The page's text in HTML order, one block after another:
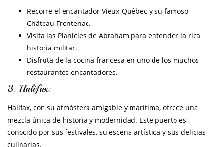
Recorre el encantador Vieux-Québec y su famoso
Château Frontenac.
Visita las Planicies de Abraham para entender la rica
historia militar.
Disfruta de la cocina francesa en uno de los muchos
restaurantes encantadores.
3. Halifax:
Halifax, con su atmósfera amigable y marítima, ofrece una
mezcla única de historia y modernidad. Este puerto es
conocido por sus festivales, su escena artística y sus delicias
culinarias.